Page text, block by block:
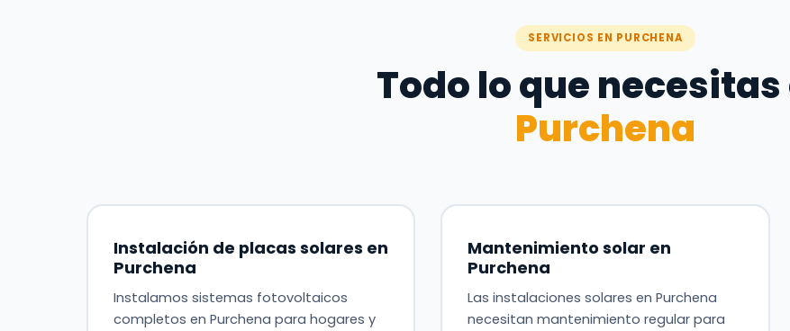
SERVICIOS EN PURCHENA
Todo lo que necesitas
Purchena
Instalación de placas solares en
Purchena
Instalamos sistemas fotovoltaicos
completos en Purchena para hogares y
Mantenimiento solar en
Purchena
Las instalaciones solares en Purchena
necesitan mantenimiento regular para